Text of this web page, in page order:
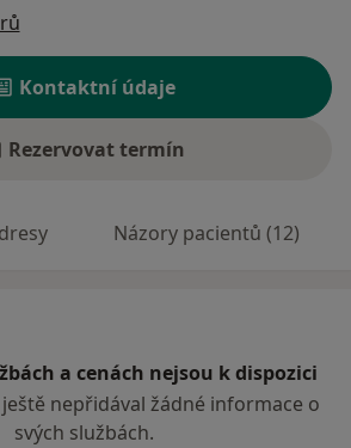
Kontaktní údaje
Rezervovat termín
Názory pacientů (12)
a cenách nejsou k dispozici
nepřidával žádné informace o
svých službách.